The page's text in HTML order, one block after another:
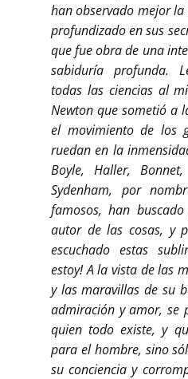
han observado mejor
profundizado en sus
que fue obra de una
sabiduría profunda.
todas las ciencias al
Newton que sometió a
el movimiento de los
ruedan en la
Boyle, Haller,
Sydenham, por
famosos, han
autor de las cosas, y
escuchado estas
estoy! A la vista de las
y las maravillas de su
admiración y amor, se
quien todo existe, y
para el hombre, sino
su conciencia y